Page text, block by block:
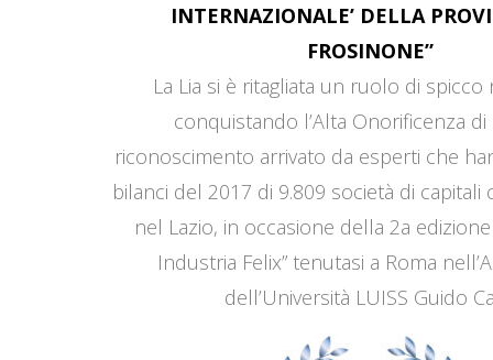
INTERNAZIONALE’ DELLA
FROSINONE”
La Lia si è ritagliata un ruolo di
conquistando l’Alta Onorificenza di
riconoscimento arrivato da esperti che
bilanci del 2017 di 9.809 società di capitali
nel Lazio, in occasione della 2a
Industria Felix” tenutasi a Roma
dell’Università LUISS Guido